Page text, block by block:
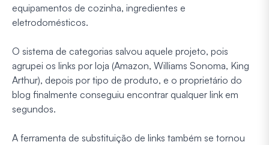
equipamentos de cozinha, ingredientes e
eletrodomésticos.
O sistema de categorias salvou aquele projeto, pois
agrupei os links por loja (Amazon, Williams Sonoma, King
Arthur), depois por tipo de produto, e o proprietário do
blog finalmente conseguiu encontrar qualquer link em
segundos.
A ferramenta de substituição de links também se tornou